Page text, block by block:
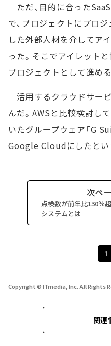
ただ、目的に合った
で、プロジェクトにプロ
した外部人材を介してア
った。そこでアイレット
プロジェクトとして進め
活用するクラウドサー
んだ。AWSと比較検討し
いたグループウェア「G
Google Cloudにしたとい
次ペ
点検数が前年比130％
システムとは
1
Copyright © ITmedia, Inc. All Rights
関連